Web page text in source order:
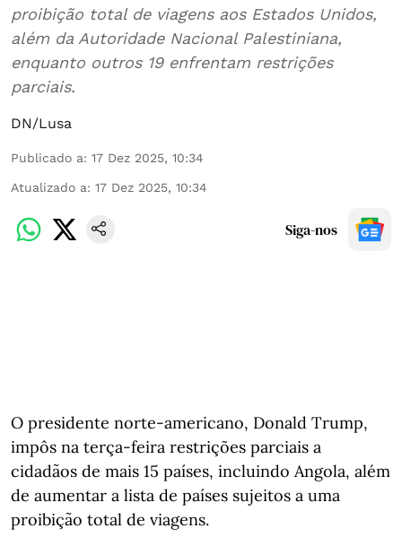
proibição total de viagens aos Estados Unidos,
além da Autoridade Nacional Palestiniana,
enquanto outros 19 enfrentam restrições
parciais.
DN/Lusa
Publicado a: 17 Dez 2025, 10:34
Atualizado a: 17 Dez 2025, 10:34
Siga-nos
O presidente norte-americano, Donald Trump,
impôs na terça-feira restrições parciais a
cidadãos de mais 15 países, incluindo Angola, além
de aumentar a lista de países sujeitos a uma
proibição total de viagens.